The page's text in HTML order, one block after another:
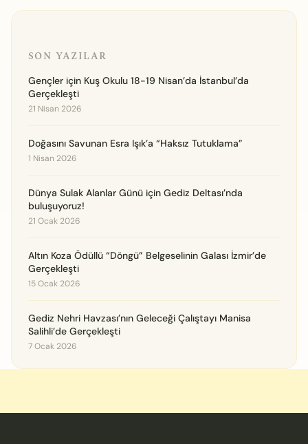
SON YAZILAR
Gençler için Kuş Okulu 18-19 Nisan’da İstanbul’da
Gerçekleşti
21 Nisan 2026
Doğasını Savunan Esra Işık’a “Haksız Tutuklama”
1 Nisan 2026
Dünya Sulak Alanlar Günü için Gediz Deltası’nda
buluşuyoruz!
21 Ocak 2026
Altın Koza Ödüllü “Döngü” Belgeselinin Galası İzmir’de
Gerçekleşti
15 Ocak 2026
Gediz Nehri Havzası’nın Geleceği Çalıştayı Manisa
Salihli’de Gerçekleşti
7 Ocak 2026